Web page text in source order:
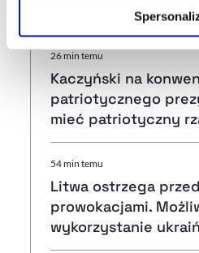
naszejPolityce Prywatności
rozpoczyna pilotaż
26 min temu
Kaczyński na
patriotycznego
mieć patriotyczny
54 min temu
Litwa ostrzega
prowokacjami.
wykorzystanie